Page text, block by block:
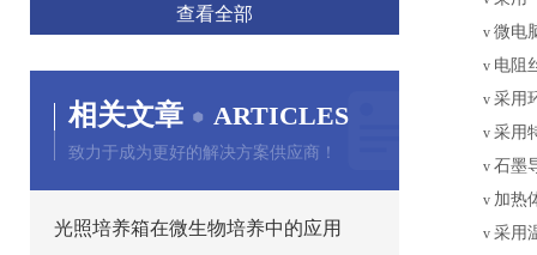
查看全部
相关文章 ARTICLES
致力于成为更好的解决方案供应商！
光照培养箱在微生物培养中的应用
v 微电
v 电阻
v 采用
v 采用
v 石墨
v 加热
v 采用